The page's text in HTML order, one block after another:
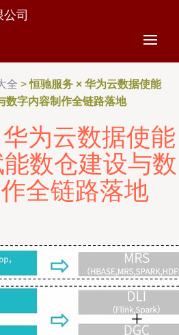
司
全 > 恒驰服务 × 华为云数据使能
数字内容制作全链路落地
为云数据使能
数仓建设与数
全链路落地